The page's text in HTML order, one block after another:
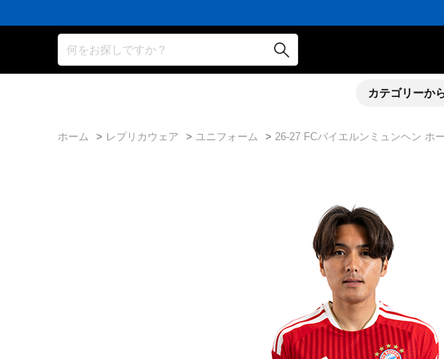
会員の
会員の
何をお探しですか？
カテゴリーか
ホーム > レプリカウェア > ユニフォーム > 26-27 FCバイエルンミュンヘン ホ